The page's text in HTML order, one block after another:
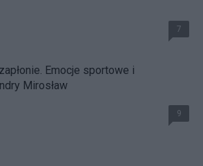
7
Emocje sportowe i
Mirosław
9